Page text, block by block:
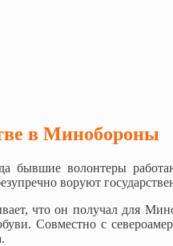
в Минобороны
бывшие волонтеры
воруют
что он получал для
Совместно с